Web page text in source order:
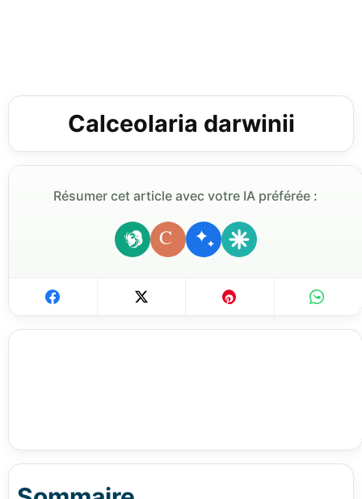
Calceolaria darwinii
Résumer cet article avec votre IA préférée :
C